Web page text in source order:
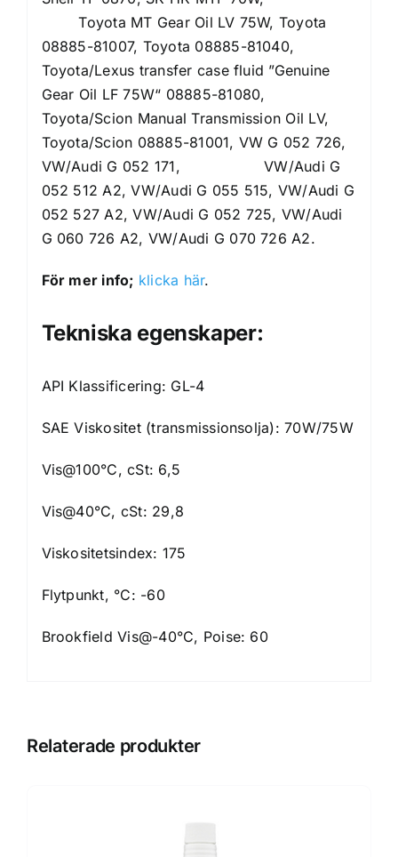
Toyota MT Gear Oil LV 75W, Toyota
08885-81007, Toyota 08885-81040,
Toyota/Lexus transfer case fluid ”Genuine
Gear Oil LF 75W“ 08885-81080,
Toyota/Scion Manual Transmission Oil LV,
Toyota/Scion 08885-81001, VW G 052 726,
VW/Audi G 052 171, VW/Audi G
052 512 A2, VW/Audi G 055 515, VW/Audi G
052 527 A2, VW/Audi G 052 725, VW/Audi
G 060 726 A2, VW/Audi G 070 726 A2.
För mer info; klicka här.
Tekniska egenskaper:
API Klassificering: GL-4
SAE Viskositet (transmissionsolja): 70W/75W
Vis@100°C, cSt: 6,5
Vis@40°C, cSt: 29,8
Viskositetsindex: 175
Flytpunkt, °C: -60
Brookfield Vis@-40°C, Poise: 60
Relaterade produkter